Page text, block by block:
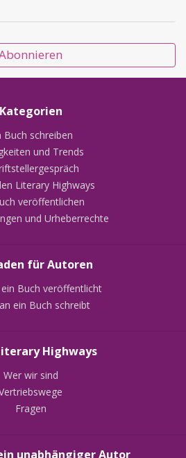
Kategorien
Buch schreiben
und Trends
Literary Highways
veröffentlichen
und Urheberrechte
für Autoren
Buch veröffentlicht
ein Buch schreibt
Highways
Wer wir sind
Fragen
unabhängiger Autor